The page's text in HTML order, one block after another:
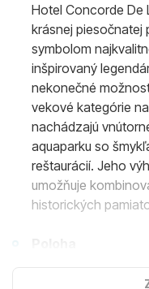
Hotel Concorde De
krásnej piesočnatej
symbolom
inšpirovaný
nekonečné
vekové kategórie
nachádzajú
aquaparku so
reštaurácií. Jeho
umožňuje
historických
na pláži Lara v